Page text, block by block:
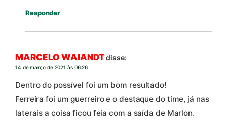
Responder
MARCELO WAIANDTdisse:
14 de março de 2021 às 06:26
Dentro do possível foi um bom resultado!
Ferreira foi um guerreiro e o destaque do time, já nas
laterais a coisa ficou feia com a saída de Marlon.